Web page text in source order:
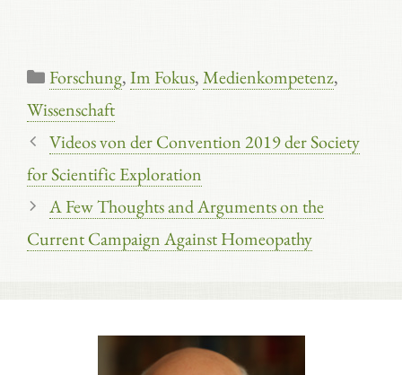
Kategorien
Forschung,Im Fokus,Medienkompetenz,
Wissenschaft
Videos von der Convention 2019 der Society
for Scientific Exploration
A Few Thoughts and Arguments on the
Current Campaign Against Homeopathy